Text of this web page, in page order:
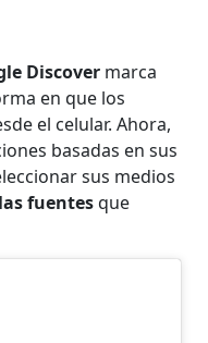
Discover marca
en que los
el celular. Ahora,
basadas en sus
sus medios
las fuentesque